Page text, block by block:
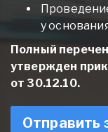
у
Полный
утвержден
от 30.12.10.
Отправить